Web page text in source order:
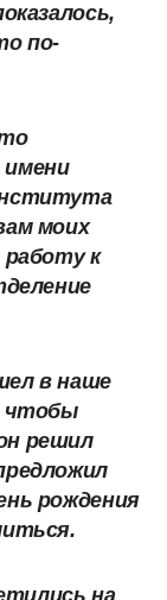
по-
имени
моих
работу к
в наше
чтобы
решил
рождения